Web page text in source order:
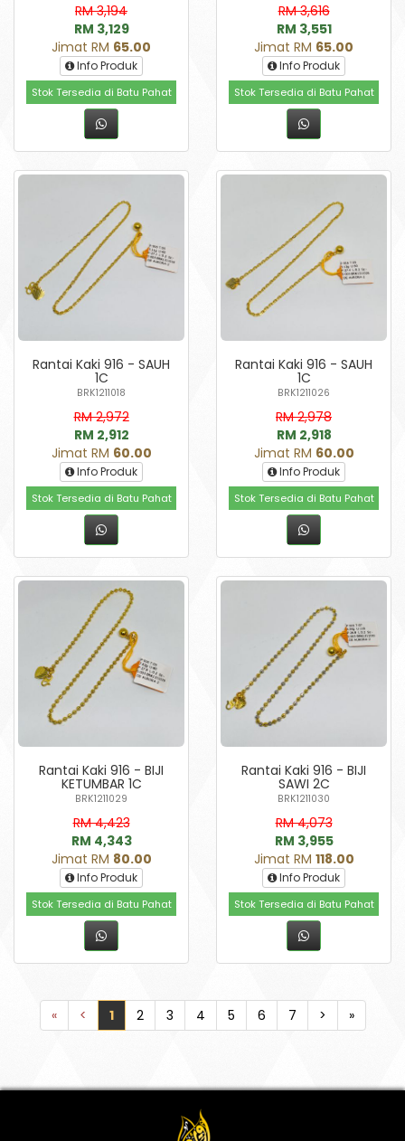
RM 3,194
RM 3,129
Jimat RM 65.00
Info Produk
Stok Tersedia di Batu Pahat
RM 3,616
RM 3,551
Jimat RM 65.00
Info Produk
Stok Tersedia di Batu Pahat
Rantai Kaki 916 - SAUH
1C
BRK1211018
RM 2,972
RM 2,912
Jimat RM 60.00
Info Produk
Stok Tersedia di Batu Pahat
Rantai Kaki 916 - SAUH
1C
BRK1211026
RM 2,978
RM 2,918
Jimat RM 60.00
Info Produk
Stok Tersedia di Batu Pahat
Rantai Kaki 916 - BIJI
KETUMBAR 1C
BRK1211029
RM 4,423
RM 4,343
Jimat RM 80.00
Info Produk
Stok Tersedia di Batu Pahat
Rantai Kaki 916 - BIJI
SAWI 2C
BRK1211030
RM 4,073
RM 3,955
Jimat RM 118.00
Info Produk
Stok Tersedia di Batu Pahat
« < 1 2 3 4 5 6 7 > »